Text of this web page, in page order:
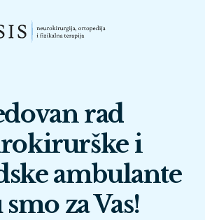
rad
i
ambulante
za Vas!